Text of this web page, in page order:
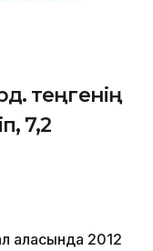
теңгенің
7,2
қаласында 2012